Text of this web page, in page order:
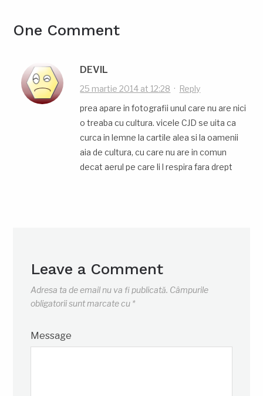
One Comment
DEVIL
25 martie 2014 at 12:28 · Reply
prea apare in fotografii unul care nu are nici
o treaba cu cultura. vicele CJD se uita ca
curca in lemne la cartile alea si la oamenii
aia de cultura, cu care nu are in comun
decat aerul pe care li l respira fara drept
Leave a Comment
Adresa ta de email nu va fi publicată. Câmpurile
obligatorii sunt marcate cu *
Message